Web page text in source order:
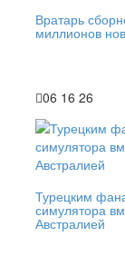
Вратарь
миллионов
06 16 26
Турецким
симулятора
Австралией